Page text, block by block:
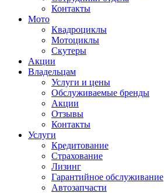
Контакты
Мото
Квадроциклы
Мотоциклы
Скутеры
Акции
Владельцам
Услуги и цены
Обслуживаемые бренды
Акции
Отзывы
Контакты
Услуги
Кредитование
Страхование
Лизинг
Гарантийное обслуживание
Автозапчасти